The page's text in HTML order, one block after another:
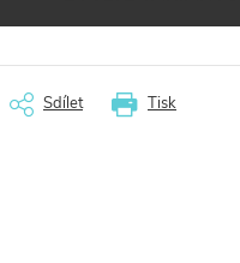
Tisk
Sdílet